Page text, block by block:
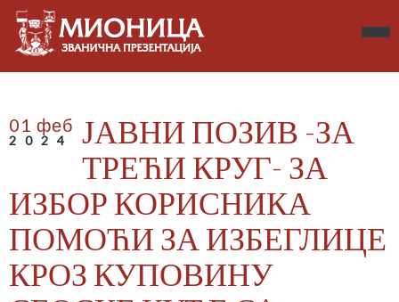
01 феб
2024
ЈАВНИ ПОЗИВ -ЗА
ТРЕЋИ КРУГ- ЗА
ИЗБОР КОРИСНИКА
ПОМОЋИ ЗА ИЗБЕГЛИЦЕ
КРОЗ КУПОВИНУ